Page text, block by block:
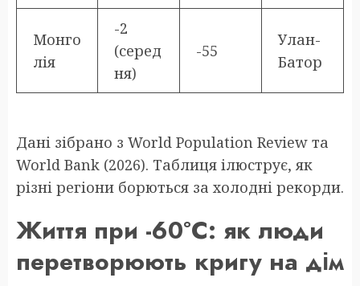
Монго
лія
-2
(серед
ня)
-55
Улан-
Батор
Дані зібрано з World Population Review та
World Bank (2026). Таблиця ілюструє, як
різні регіони борються за холодні рекорди.
Життя при -60°C: як люди
перетворюють кригу на дім